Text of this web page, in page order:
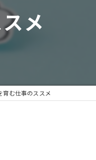
メ
育む仕事のススメ